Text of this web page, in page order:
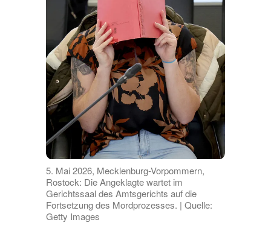
5. Mai 2026, Mecklenburg-Vorpommern,
Rostock: Die Angeklagte wartet im
Gerichtssaal des Amtsgerichts auf die
Fortsetzung des Mordprozesses. | Quelle:
Getty Images